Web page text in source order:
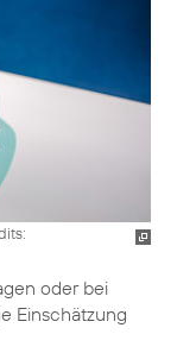
oder bei
Einschätzung